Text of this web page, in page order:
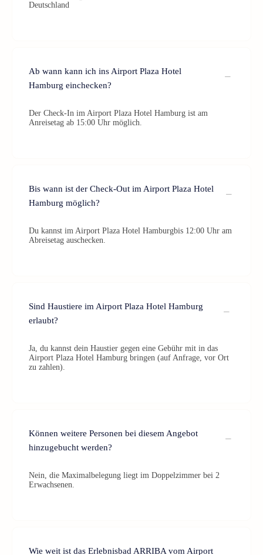
Deutschland
Ab wann kann ich ins Airport Plaza Hotel
Hamburg einchecken?
Der Check-In im Airport Plaza Hotel Hamburg ist am
Anreisetag ab 15:00 Uhr möglich.
Bis wann ist der Check-Out im Airport Plaza Hotel
Hamburg möglich?
Du kannst im Airport Plaza Hotel Hamburgbis 12:00 Uhr am
Abreisetag auschecken.
Sind Haustiere im Airport Plaza Hotel Hamburg
erlaubt?
Ja, du kannst dein Haustier gegen eine Gebühr mit in das
Airport Plaza Hotel Hamburg bringen (auf Anfrage, vor Ort
zu zahlen).
Können weitere Personen bei diesem Angebot
hinzugebucht werden?
Nein, die Maximalbelegung liegt im Doppelzimmer bei 2
Erwachsenen.
Wie weit ist das Erlebnisbad ARRIBA vom Airport